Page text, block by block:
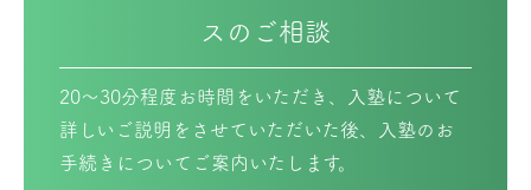
スのご相談
20〜30分程度お時間をいただき、入塾について
詳しいご説明をさせていただいた後、入塾のお
手続きについてご案内いたします。